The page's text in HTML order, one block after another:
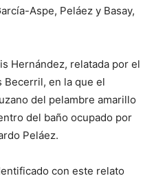
Aspe, Peláez y Basay,
Hernández, relatada por el
Becerril, en la que el
del pelambre amarillo
del baño ocupado por
Peláez.
con este relato